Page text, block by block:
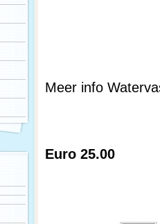
Meer info
Euro 25.00